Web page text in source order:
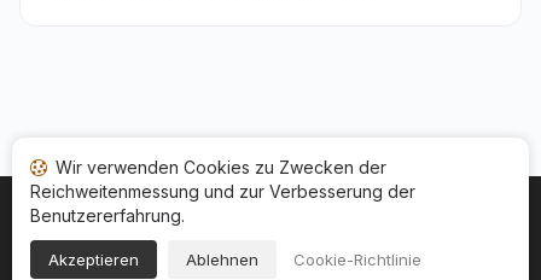
Startseite Ihr Bewertungsstatus
Allgemeine Nutzungsbedingugen
Rechtshinweise
Wir verwenden Cookies zu Zwecken der
Reichweitenmessung und zur Verbesserung der
Benutzererfahrung.
Akzeptieren Ablehnen Cookie-Richtlinie